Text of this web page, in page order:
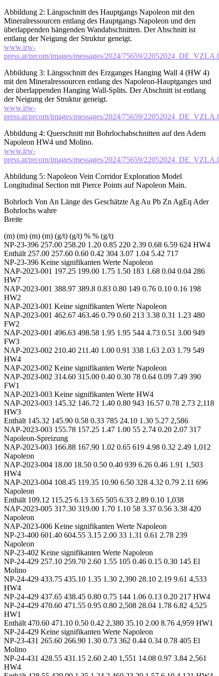
Abbildung 2: Längsschnitt des Hauptgangs Napoleon mit den
Mineralressourcen entlang des Hauptgangs Napoleon und den
überlappenden hängenden Wandabschnitten. Der Abschnitt ist
entlang der Neigung der Struktur geneigt.
www.irw-
press.at/prcom/images/messages/2024/75659/
Abbildung 3: Längsschnitt des Erzganges Hanging Wall 4 (HW 4)
mit den Mineralressourcen entlang des Napoleon-Hauptganges und
der überlappenden Hanging Wall-Splits. Der Abschnitt ist entlang
der Neigung der Struktur geneigt.
www.irw-
press.at/prcom/images/messages/2024/75659/
Abbildung 4: Querschnitt mit Bohrlochabschnitten auf den Adern
Napoleon HW4 und Molino.
www.irw-
press.at/prcom/images/messages/2024/75659/
Abbildung 5: Napoleon Vein Corridor Exploration Model
Longitudinal Section mit Pierce Points auf Napoleon Main.
Bohrloch Von An Länge des Geschätzte Ag Au Pb Zn AgEq Ader
Bohrlochs wahre
Breite
(m) (m) (m) (m) (g/t) (g/t) % % (g/t)
NP-23-396 257.00 258.20 1.20 0.85 220 2.39 0.68 6.59 624 HW4
Enthält 257.00 257.60 0.60 0.42 304 3.07 1.04 5.42 717
NP-23-396 Keine signifikanten Werte Napoleon
NAP-2023-001 197.25 199.00 1.75 1.50 183 1.68 0.04 0.04 286
HW7
NAP-2023-001 388.97 389.8 0.83 0.80 149 0.76 0.10 0.16 198
HW2
NAP-2023-001 Keine signifikanten Werte Napoleon
NAP-2023-001 462.67 463.46 0.79 0.60 213 3.38 0.31 1.23 480
FW2
NAP-2023-001 496.63 498.58 1.95 1.95 544 4.73 0.51 3.00 949
FW3
NAP-2023-002 210.40 211.40 1.00 0.91 338 1.63 2.03 1.79 549
HW4
NAP-2023-002 Keine signifikanten Werte Napoleon
NAP-2023-002 314.60 315.00 0.40 0.30 78 0.64 0.09 7.49 390
FW1
NAP-2023-003 Keine signifikanten Werte HW4
NAP-2023-003 145.32 146.72 1.40 0.80 943 16.57 0.78 2.73 2,118
HW3
Enthält 145.32 145.90 0.58 0.33 785 24.10 1.30 5.27 2,586
NAP-2023-003 155.78 157.25 1.47 1.00 55 2.74 0.20 2.07 317
Napoleon-Spreizung
NAP-2023-003 166.88 167.90 1.02 0.65 619 4.98 0.32 2.49 1,012
Napoleon
NAP-2023-004 18.00 18.50 0.50 0.40 939 6.26 0.46 1.91 1,503
HW4
NAP-2023-004 108.45 119.35 10.90 6.50 328 4.32 0.79 2.11 696
Napoleon
Enthält 109.12 115.25 6.13 3.65 505 6.33 2.89 0.10 1,038
NAP-2023-005 317.30 319.00 1.70 1.10 58 3.37 0.56 3.38 420
Napoleon
NAP-2023-006 Keine signifikanten Werte Napoleon
NP-23-400 601.40 604.55 3.15 2.00 33 1.31 0.61 2.78 239
Napoleon
NP-23-402 Keine signifikanten Werte Napoleon
NP-24-429 257.10 259.70 2.60 1.55 105 0.46 0.15 0.30 145 El
Molino
NP-24-429 433.75 435.10 1.35 1.30 2,390 28.10 2.19 9.61 4,533
HW4
NP-24-429 437.65 438.45 0.80 0.75 144 1.06 0.13 0.20 217 HW4
NP-24-429 470.60 471.55 0.95 0.80 2,508 28.04 1.78 6.82 4,525
HW1
Enthält 470.60 471.10 0.50 0.42 2,380 35.10 2.00 8.76 4,959 HW1
NP-24-429 Keine signifikanten Werte Napoleon
NP-23-431 265.60 266.90 1.30 0.73 362 0.44 0.34 0.78 405 El
Molino
NP-24-431 428.55 431.15 2.60 2.40 1,551 14.08 0.97 3.84 2,561
HW4